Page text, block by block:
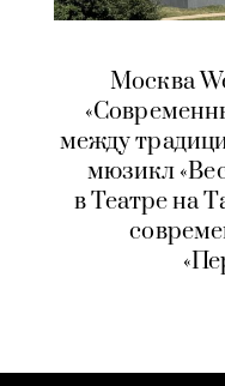
Москва
между
мюзикл
в Театре на